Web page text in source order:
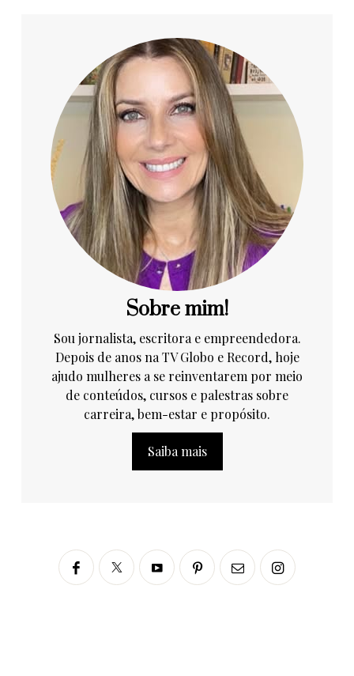
Sobre mim!
Sou jornalista, escritora e empreendedora.
Depois de anos na TV Globo e Record, hoje
ajudo mulheres a se reinventarem por meio
de conteúdos, cursos e palestras sobre
carreira, bem-estar e propósito.
Saiba mais